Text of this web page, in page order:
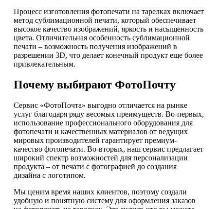
Процесс изготовления фотопечати на тарелках включает
метод сублимационной печати, который обеспечивает
высокое качество изображений, яркость и насыщенность
цвета. Отличительная особенность сублимационной
печати – возможность получения изображений в
разрешении 3D, что делает конечный продукт еще более
привлекательным.
Почему выбирают ФотоПочту
Сервис «ФотоПочта» выгодно отличается на рынке
услуг благодаря ряду весомых преимуществ. Во-первых,
использование профессионального оборудования для
фотопечати и качественных материалов от ведущих
мировых производителей гарантирует премиум-
качество фотопечати. Во-вторых, наш сервис предлагает
широкий спектр возможностей для персонализации
продукта – от печати с фотографией до создания
дизайна с логотипом.
Мы ценим время наших клиентов, поэтому создали
удобную и понятную систему для оформления заказов